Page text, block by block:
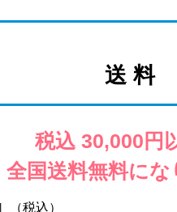
送 料
税込 30,000円
全国送料無料にな
（税込）